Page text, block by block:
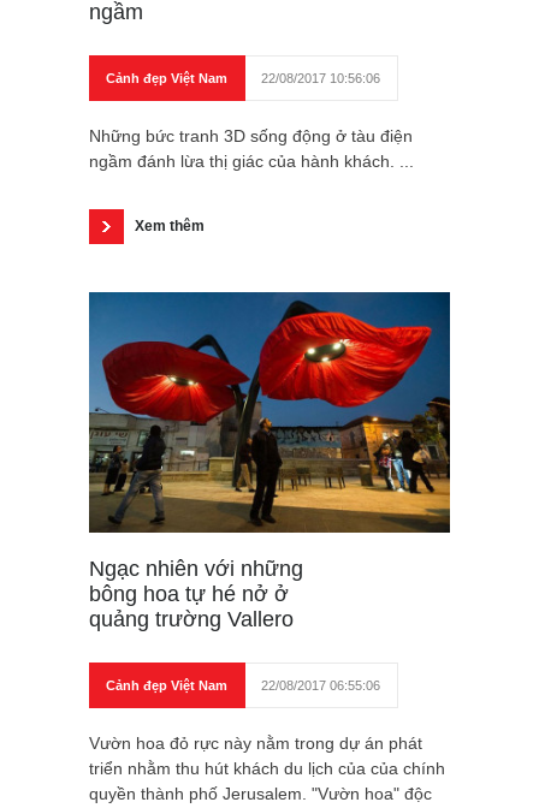
ngầm
Cảnh đẹp Việt Nam 22/08/2017 10:56:06
Những bức tranh 3D sống động ở tàu điện
ngầm đánh lừa thị giác của hành khách. ...
Xem thêm
Ngạc nhiên với những
bông hoa tự hé nở ở
quảng trường Vallero
Cảnh đẹp Việt Nam 22/08/2017 06:55:06
Vườn hoa đỏ rực này nằm trong dự án phát
triển nhằm thu hút khách du lịch của của chính
quyền thành phố Jerusalem. "Vườn hoa" độc